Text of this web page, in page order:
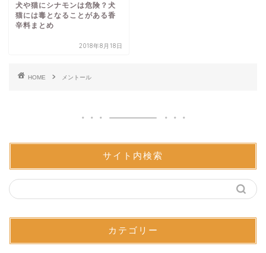
犬や猫にシナモンは危険？犬
猫には毒となることがある香
辛料まとめ
2018年8月18日
HOME メントール
サイト内検索
カテゴリー